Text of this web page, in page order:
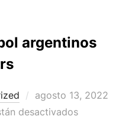
argentinos
Publicado
el
agosto 13, 2022
desactivados